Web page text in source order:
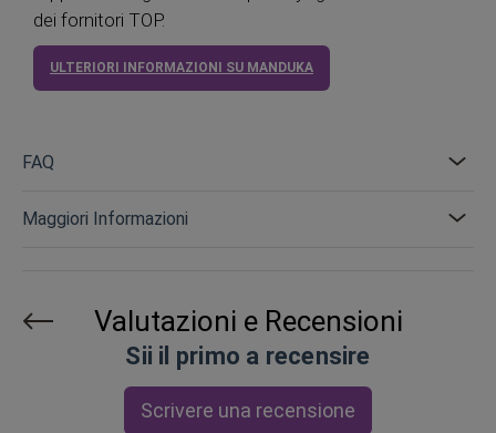
dei fornitori TOP.
ULTERIORI INFORMAZIONI SU MANDUKA
FAQ
Maggiori Informazioni
Valutazioni e Recensioni
Sii il primo a recensire
Scrivere una recensione